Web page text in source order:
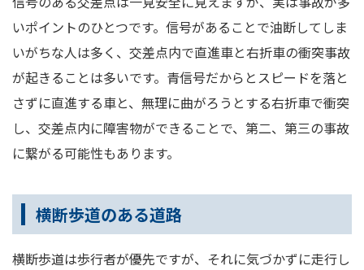
いポイントのひとつです。信号があることで油断してしま
いがちな人は多く、交差点内で直進車と右折車の衝突事故
が起きることは多いです。青信号だからとスピードを落と
さずに直進する車と、無理に曲がろうとする右折車で衝突
し、交差点内に障害物ができることで、第二、第三の事故
に繋がる可能性もあります。
横断歩道のある道路
横断歩道は歩行者が優先ですが、それに気づかずに走行し